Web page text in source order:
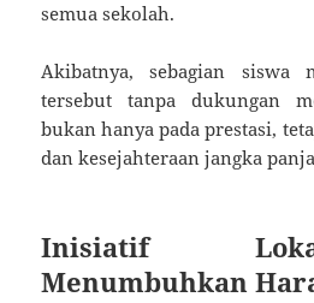
semua sekolah.
Akibatnya, sebagian siswa
tersebut tanpa dukungan
bukan hanya pada prestasi,
dan kesejahteraan jangka
Inisiatif
Menumbuhkan